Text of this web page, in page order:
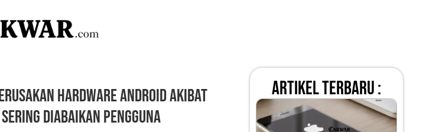
Hardware Android Akibat
Diabaikan Pengguna
artikel terbaru :